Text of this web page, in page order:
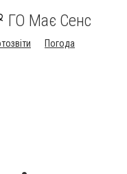
ГО Має Сенс
Погода